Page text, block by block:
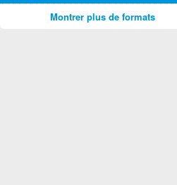
Montrer plus de formats